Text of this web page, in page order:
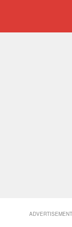
ADVERTISEMENT